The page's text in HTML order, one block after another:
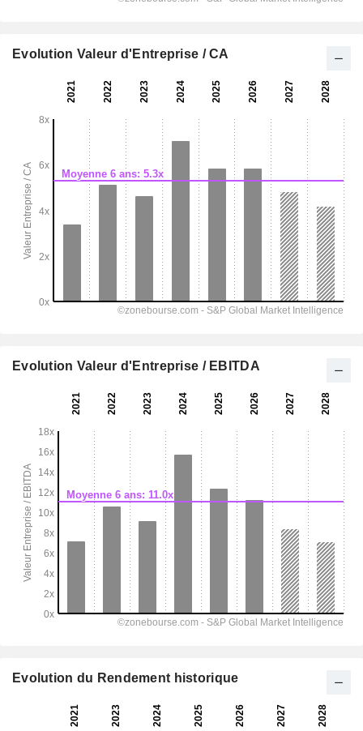
Evolution Valeur d'Entreprise / CA
Evolution Valeur d'Entreprise / EBITDA
Evolution du Rendement historique